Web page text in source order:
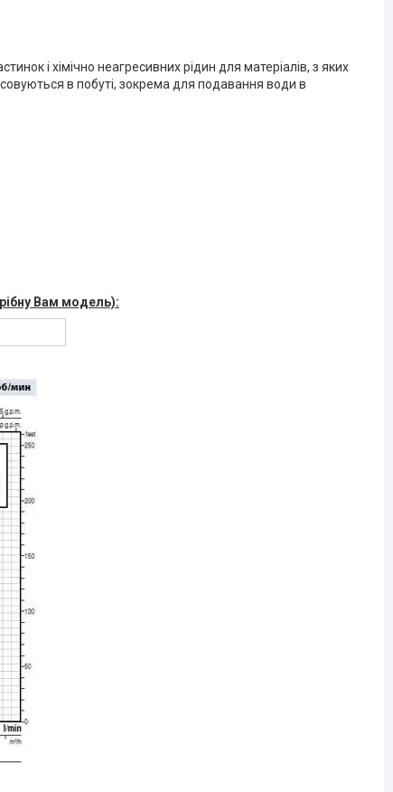
і хімічно неагресивних рідин для матеріалів, з яких
в побуті, зокрема для подавання води в
Вам модель):